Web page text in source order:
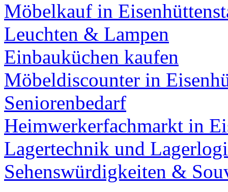
Möbelkauf in
Leuchten & Lampen
Einbauküchen kaufen
Möbeldiscounter in
Seniorenbedarf
Heimwerkerfachmarkt in
Lagertechnik und
Sehenswürdigkeiten &